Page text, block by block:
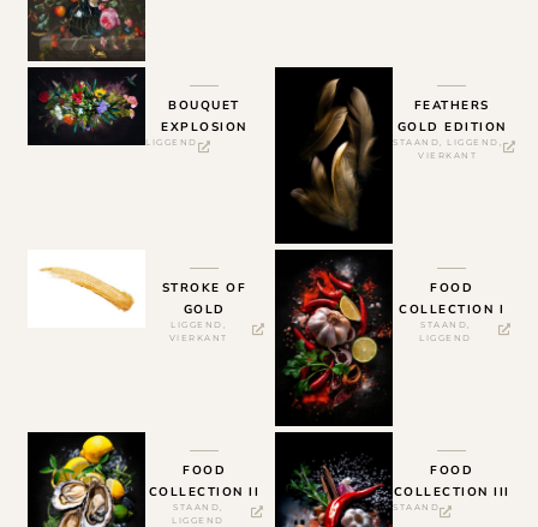
BOUQUET
EXPLOSION
LIGGEND
FEATHERS
GOLD EDITION
STAAND, LIGGEND ,
VIERKANT
STROKE OF
GOLD
LIGGEND ,
VIERKANT
FOOD
COLLECTION I
STAAND,
LIGGEND
FOOD
COLLECTION II
STAAND,
LIGGEND
FOOD
COLLECTION III
STAAND